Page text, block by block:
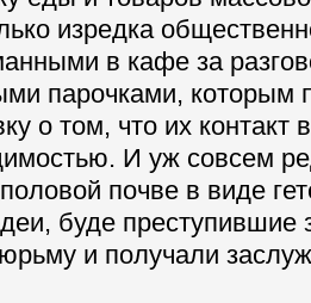
изредка
в кафе за
парочками, которым
о том, что их контакт
И уж совсем
почве в виде
буде преступившие
и получали